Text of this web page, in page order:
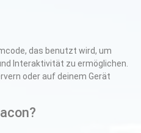
das benutzt wird, um
Interaktivität zu ermöglichen.
oder auf deinem Gerät